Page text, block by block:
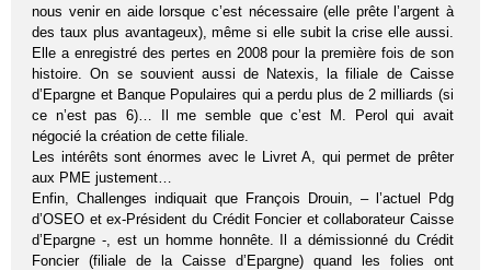
nous venir en aide lorsque c’est nécessaire (elle prête l’argent à
des taux plus avantageux), même si elle subit la crise elle aussi.
Elle a enregistré des pertes en 2008 pour la première fois de son
histoire. On se souvient aussi de Natexis, la filiale de Caisse
d’Epargne et Banque Populaires qui a perdu plus de 2 milliards (si
ce n’est pas 6)… Il me semble que c’est M. Perol qui avait
négocié la création de cette filiale.
Les intérêts sont énormes avec le Livret A, qui permet de prêter
aux PME justement…
Enfin, Challenges indiquait que François Drouin, – l’actuel Pdg
d’OSEO et ex-Président du Crédit Foncier et collaborateur Caisse
d’Epargne -, est un homme honnête. Il a démissionné du Crédit
Foncier (filiale de la Caisse d’Epargne) quand les folies ont